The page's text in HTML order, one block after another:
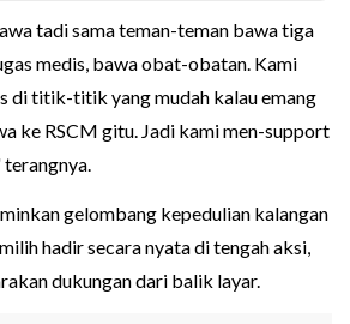
tadi sama teman-teman bawa tiga
medis, bawa obat-obatan. Kami
di titik-titik yang mudah kalau emang
ke RSCM gitu. Jadi kami men-support
gelombang kepedulian kalangan
hadir secara nyata di tengah aksi,
dukungan dari balik layar.